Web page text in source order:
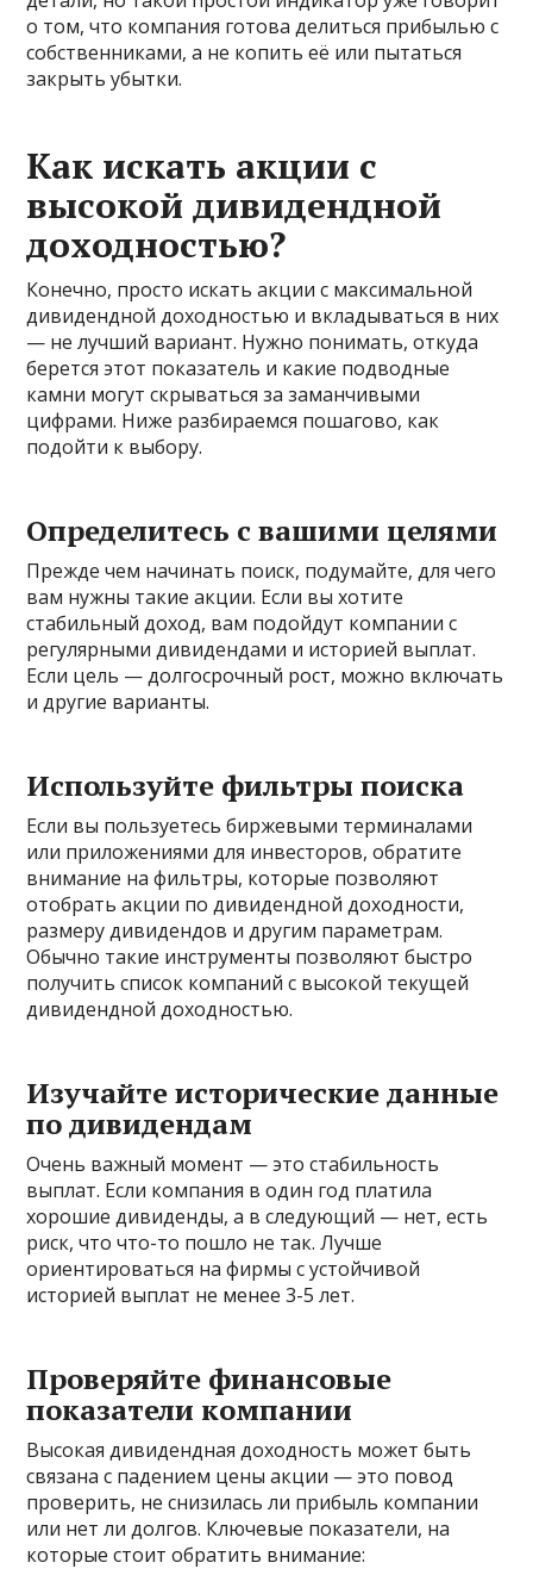
о том, что компания готова делиться прибылью с
собственниками, а не копить её или пытаться
закрыть убытки.
Как искать акции с
высокой дивидендной
доходностью?
Конечно, просто искать акции с максимальной
дивидендной доходностью и вкладываться в них
— не лучший вариант. Нужно понимать, откуда
берется этот показатель и какие подводные
камни могут скрываться за заманчивыми
цифрами. Ниже разбираемся пошагово, как
подойти к выбору.
Определитесь с вашими целями
Прежде чем начинать поиск, подумайте, для чего
вам нужны такие акции. Если вы хотите
стабильный доход, вам подойдут компании с
регулярными дивидендами и историей выплат.
Если цель — долгосрочный рост, можно включать
и другие варианты.
Используйте фильтры поиска
Если вы пользуетесь биржевыми терминалами
или приложениями для инвесторов, обратите
внимание на фильтры, которые позволяют
отобрать акции по дивидендной доходности,
размеру дивидендов и другим параметрам.
Обычно такие инструменты позволяют быстро
получить список компаний с высокой текущей
дивидендной доходностью.
Изучайте исторические данные
по дивидендам
Очень важный момент — это стабильность
выплат. Если компания в один год платила
хорошие дивиденды, а в следующий — нет, есть
риск, что что-то пошло не так. Лучше
ориентироваться на фирмы с устойчивой
историей выплат не менее 3-5 лет.
Проверяйте финансовые
показатели компании
Высокая дивидендная доходность может быть
связана с падением цены акции — это повод
проверить, не снизилась ли прибыль компании
или нет ли долгов. Ключевые показатели, на
которые стоит обратить внимание: